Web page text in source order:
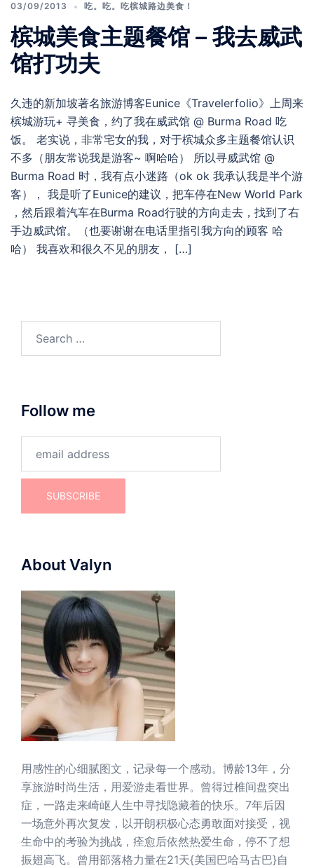
03/09/2013 吃。吃。吃槟城路边美食！
槟城美食主题餐馆 – 我去威武
馆打功夫
久违的新加坡著名旅游博客Eunice《Travelerfolio》上周来
槟城游玩+ 寻美食，约了我在威武馆 @ Burma Road 吃
饭。 老实说，非常宅女的我，对于槟城众多主题餐馆认识
不多（朋友常说我是游客~ 啊哈哈） 所以寻威武馆 @
Burma Road 时，我有点小迷路（ok ok 我承认我是半个游
客）， 我是听了Eunice的建议，把车停在New World Park
，然后跟着汽车在Burma Road行驶的方向走去，找到了右
手边威武馆。（也要谢谢在电话里指引我方向的顾客 哈
哈） 我喜欢和很久不见的朋友， […]
Follow me
About Valyn
用感性的心细腻图文，记录每一个感动。博龄13年，分
享旅游时尚生活，用爱游走看世界。曾得过椎间盘突出
症，一路走来崎岖人生中寻找隐藏着的快乐。7年后因
一场意外再次复发，以开朗积极心态勇敢面对接受，视
生命中的考验为挑战，痊愈后依然热爱生命，停不了想
振翅高飞。曾用部落格力量在21天{美国巴哈马古巴}自